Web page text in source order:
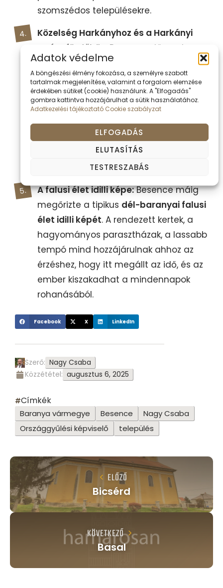
Adatok védelme
A böngészési élmény fokozása, a személyre szabott
tartalmak megjelenítése, valamint a forgalom elemzése
érdekében sütiket (cookie) használunk. A "Elfogadás"
gombra kattintva hozzájárulhat a sütik használatához.
Adatkezelési tájékoztató Cookie szabályzat
ELFOGADÁS
ELUTASÍTÁS
TESTRESZABÁS
szomszédos településekre.
Közelség Harkányhoz és a Harkányi
Gyógyfürdőhöz:
Besence előnye, hogy
viszonylag rövid távolságra, alig 10-15
perces autóútra található a híres
Harkányi Gyógyfürdőtől. Ez
lehetőséget ad a pihenésre és
gyógyulásra vágyóknak, hogy a fürdő
jótékony hatásait élvezve, mégis a
csendes, vidéki környezetben szálljanak
A falusi élet idilli képe:Besence máig
megőrizte a tipikus dél-baranyai falusi
élet idilli képét. A rendezett kertek, a
hagyományos parasztházak, a lassabb
tempó mind hozzájárulnak ahhoz az
érzéshez, hogy itt megállt az idő, és az
ember kiszakadhat a mindennapok
rohanásából.
Facebook X LinkedIn
Szerő: Nagy Csaba
Közzététel: augusztus 6, 2025
Címkék
Baranya vármegye Besence
Nagy Csaba
Országgyűlési képviselő
település
ELŐZŐ
Bicsérd
KÖVETKEZŐ
Basal